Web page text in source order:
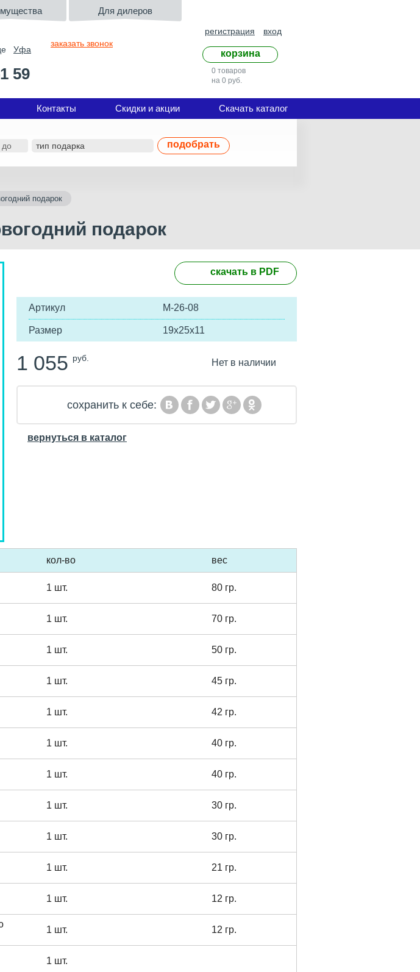
Для дилеров
Уфа
заказать звонок
59
регистрация вход
корзина
0 товаров
на 0 руб.
Контакты Скидки и акции Скачать каталог
подобрать
подарок
подарок
скачать в PDF
Артикул М-26-08
Размер 19х25х11
1 055 руб. Нет в наличии
сохранить к себе:
вернуться в каталог
кол-во вес
1 шт. 80 гр.
1 шт. 70 гр.
1 шт. 50 гр.
1 шт. 45 гр.
1 шт. 42 гр.
1 шт. 40 гр.
1 шт. 40 гр.
1 шт. 30 гр.
1 шт. 30 гр.
1 шт. 21 гр.
1 шт. 12 гр.
1 шт. 12 гр.
1 шт.